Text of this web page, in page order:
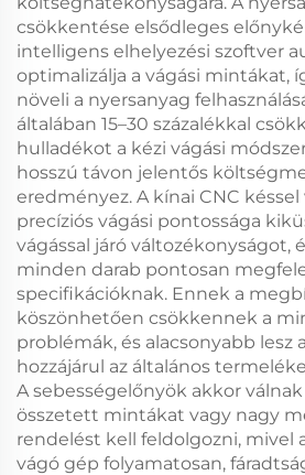
csökkentése elsődleges
intelligens elhelyezési szoftver
optimalizálja a vágási mintákat,
növeli a nyersanyag
általában 15–30 százalékkal
hulladékot a kézi vágási
hosszú távon jelentős
eredményez. A kínai CNC
precíziós vágási pontossága
vágással járó változékonyságot,
minden darab pontosan
specifikációknak. Ennek a
köszönhetően csökkennek a
problémák, és alacsonyabb lesz
hozzájárul az általános
A sebességelőnyök akkor
összetett mintákat vagy nagy
rendelést kell feldolgozni, mivel
vágó gép folyamatosan,